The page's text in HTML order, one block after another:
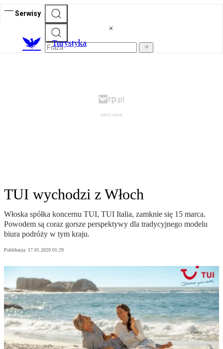
Serwisy
Turystyka
TUI wychodzi z Włoch
Włoska spółka koncernu TUI, TUI Italia, zamknie się 15 marca.
Powodem są coraz gorsze perspektywy dla tradycyjnego modelu
biura podróży w tym kraju.
Publikacja: 17.01.2020 01:29